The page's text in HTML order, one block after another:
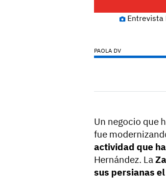
Entrevista
PAOLA DV
Un negocio que
fue
actividad que
Hernández. La
sus persianas